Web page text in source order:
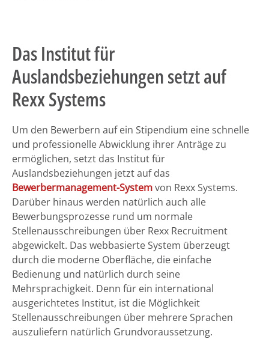
Das Institut für
Auslandsbeziehungen setzt auf
Rexx Systems
Um den Bewerbern auf ein Stipendium eine schnelle
und professionelle Abwicklung ihrer Anträge zu
ermöglichen, setzt das Institut für
Auslandsbeziehungen jetzt auf das
Bewerbermanagement-Systemvon Rexx Systems.
Darüber hinaus werden natürlich auch alle
Bewerbungsprozesse rund um normale
Stellenausschreibungen über Rexx Recruitment
abgewickelt. Das webbasierte System überzeugt
durch die moderne Oberfläche, die einfache
Bedienung und natürlich durch seine
Mehrsprachigkeit. Denn für ein international
ausgerichtetes Institut, ist die Möglichkeit
Stellenausschreibungen über mehrere Sprachen
auszuliefern natürlich Grundvoraussetzung.